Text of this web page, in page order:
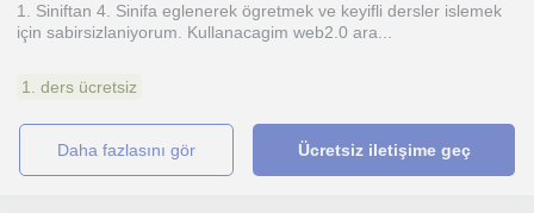
1. Siniftan 4. Sinifa eglenerek ögretmek ve keyifli dersler islemek
için sabirsizlaniyorum. Kullanacagim web2.0 ara...
1. ders ücretsiz
daha fazlasını gör Ücretsiz iletişime geç